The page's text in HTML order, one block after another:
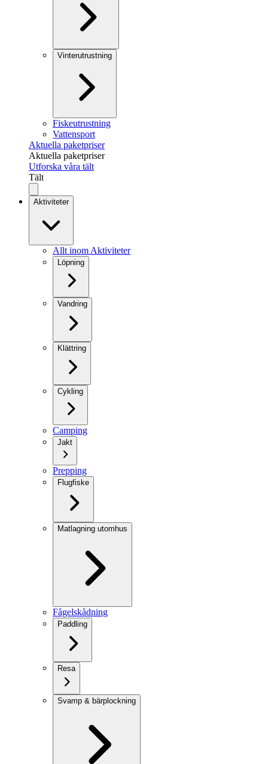
Vinterutrustning
Fiskeutrustning
Vattensport
Aktuella paketpriser
Aktuella paketpriser
Utforska våra tält
Tält
Aktiviteter
Allt inom Aktiviteter
Löpning
Vandring
Klättring
Cykling
Camping
Jakt
Prepping
Flugfiske
Matlagning utomhus
Fågelskådning
Paddling
Resa
Svamp & bärplockning